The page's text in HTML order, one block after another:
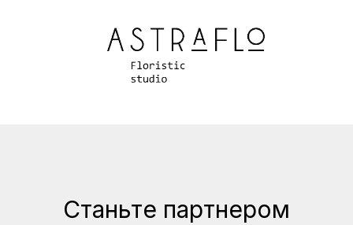
Станьте партнером